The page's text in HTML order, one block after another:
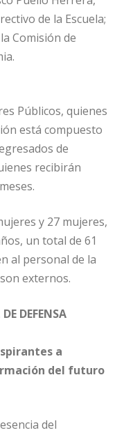
de la Escuela;
Comisión de
Públicos, quienes
está compuesto
de
recibirán
y 27 mujeres,
un total de 61
al personal de la
externos.
DEFENSA
a
del futuro
del